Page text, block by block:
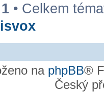
1 • Celkem
na phpBB®
Český